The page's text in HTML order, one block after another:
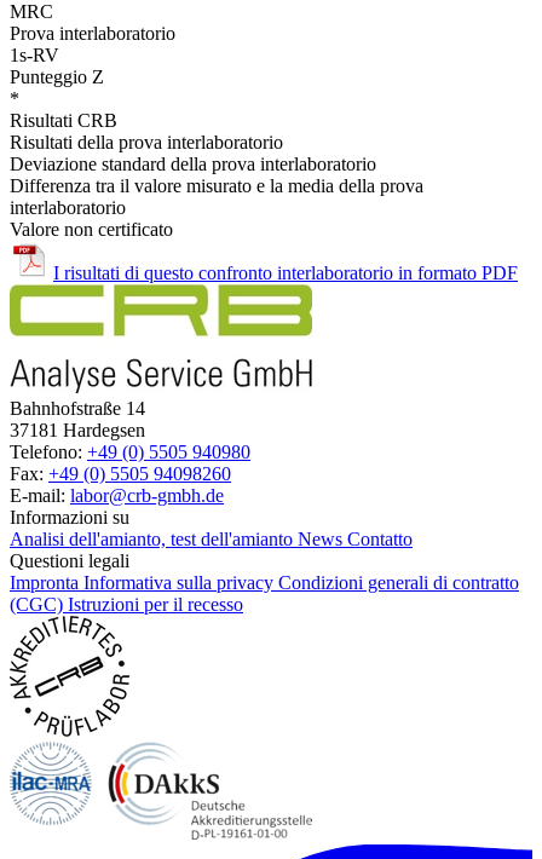
MRC
Prova interlaboratorio
1s-RV
Punteggio Z
*
Risultati CRB
Risultati della prova interlaboratorio
Deviazione standard della prova interlaboratorio
Differenza tra il valore misurato e la media della prova
interlaboratorio
Valore non certificato
I risultati di questo confronto interlaboratorio in formato PDF
Bahnhofstraße 14
37181 Hardegsen
Telefono: +49 (0) 5505 940980
Fax: +49 (0) 5505 94098260
E-mail: labor@crb-gmbh.de
Informazioni su
Analisi dell'amianto, test dell'amianto News Contatto
Questioni legali
Impronta Informativa sulla privacy Condizioni generali di contratto
(CGC) Istruzioni per il recesso